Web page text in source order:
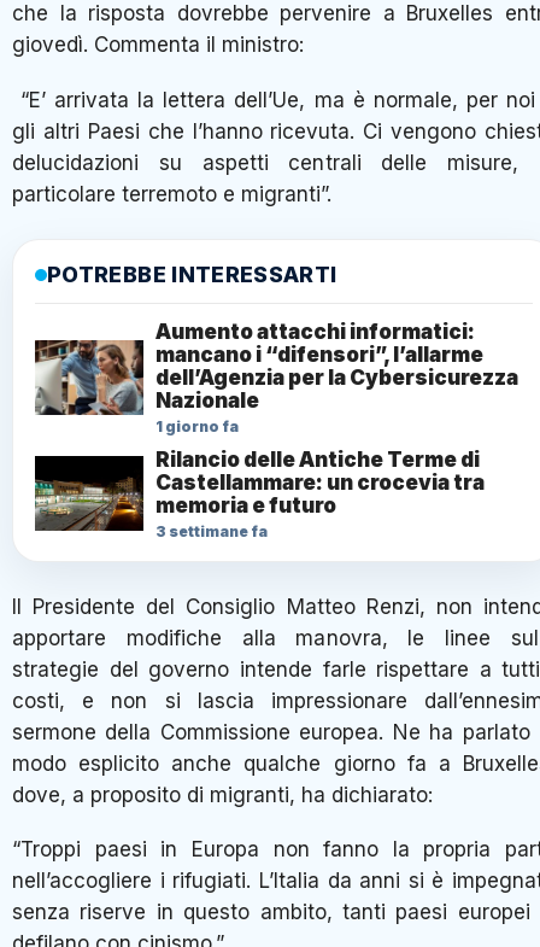
che la risposta dovrebbe pervenire a Bruxelles
giovedì. Commenta il ministro:
“E’ arrivata la lettera dell’Ue, ma è normale, per
gli altri Paesi che l’hanno ricevuta. Ci vengono
delucidazioni su aspetti centrali delle misure,
particolare terremoto e migranti”.
POTREBBE INTERESSARTI
Aumento attacchi informatici:
mancano i “difensori”, l’allarme
dell’Agenzia per la Cybersicurezza
Nazionale
1 giorno fa
Rilancio delle Antiche Terme di
Castellammare: un crocevia tra
memoria e futuro
3 settimane fa
Il Presidente del Consiglio Matteo Renzi, non
apportare modifiche alla manovra, le linee
strategie del governo intende farle rispettare a
costi, e non si lascia impressionare
sermone della Commissione europea. Ne ha parlato
modo esplicito anche qualche giorno fa a
dove, a proposito di migranti, ha dichiarato:
“Troppi paesi in Europa non fanno la propria
nell’accogliere i rifugiati. L’Italia da anni si è
senza riserve in questo ambito, tanti paesi europei